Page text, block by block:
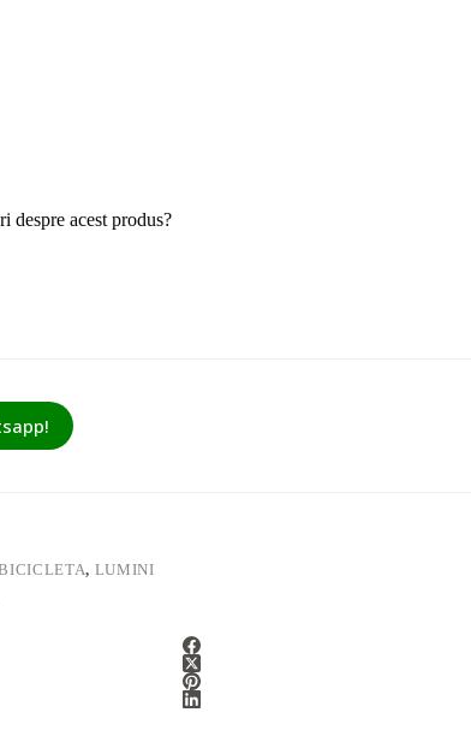
despre acest produs?
, LUMINI